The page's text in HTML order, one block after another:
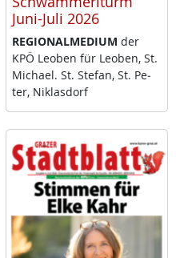
Juni-Juli 2026
RE­GIO­NAL­ME­DI­UM der
KPÖ Leo­ben für Leo­ben, St.
Mi­cha­el. St. Ste­fan, St. Pe­
ter, Niklas­dorf